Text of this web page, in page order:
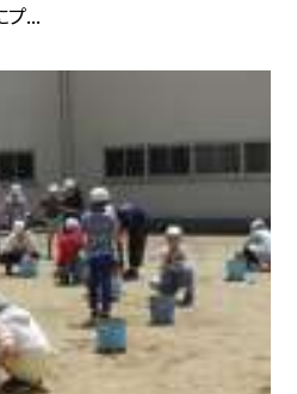
プ...